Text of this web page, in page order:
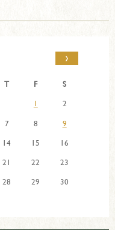
›
T F
S
1
2
7 8
9
14 15
16
21 22
23
28 29
30